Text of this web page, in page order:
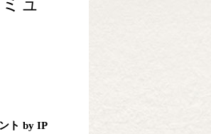
ト by IP